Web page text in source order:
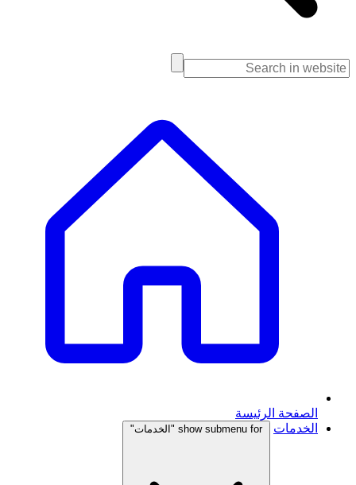
الصفحة الرئيسة
الخدمات
show submenu for "الخدمات"